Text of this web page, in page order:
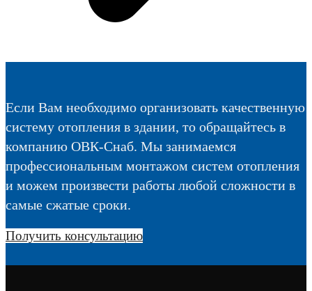
Если Вам необходимо организовать качественную
систему отопления в здании, то обращайтесь в
компанию ОВК-Снаб. Мы занимаемся
профессиональным монтажом систем отопления
и можем произвести работы любой сложности в
самые сжатые сроки.
Получить консультацию